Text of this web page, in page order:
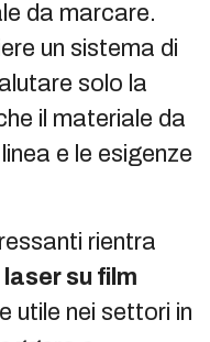
da marcare.
un sistema di
solo la
il materiale da
e le esigenze
rientra
su film
utile nei settori in